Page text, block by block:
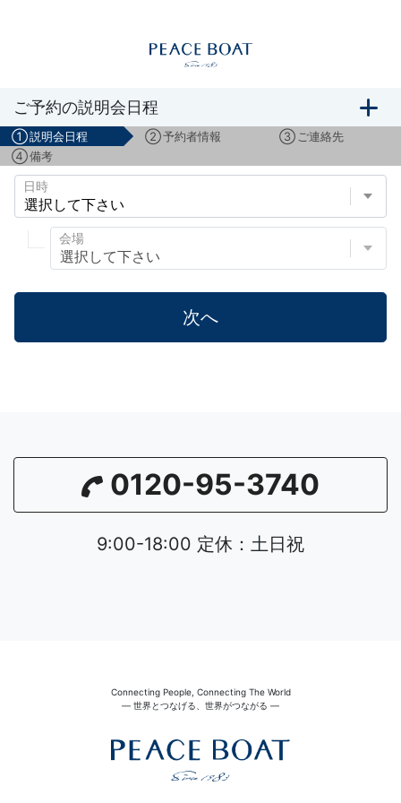
船旅説明会のご予約
ご予約の説明会日程
①説明会日程 ②予約者情報 ③ ご連絡先
④備考
日時
会場
次へ
0120-95-3740
9:00-18:00 定休：土日祝
Connecting People, Connecting The World
― 世界とつなげる、世界がつながる ―